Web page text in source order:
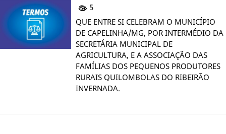
5
QUE ENTRE SI CELEBRAM O MUNICÍPIO
DE CAPELINHA/MG, POR INTERMÉDIO DA
SECRETÁRIA MUNICIPAL DE
AGRICULTURA, E A ASSOCIAÇÃO DAS
FAMÍLIAS DOS PEQUENOS PRODUTORES
RURAIS QUILOMBOLAS DO RIBEIRÃO
INVERNADA.